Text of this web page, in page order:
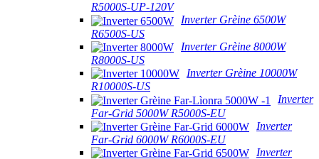
R5000S-UP-120V
Inverter Grèine 6500W
R6500S-US
Inverter Grèine 8000W
R8000S-US
Inverter Grèine 10000W
R10000S-US
Inverter
Far-Grid 5000W R5000S-EU
Inverter
Far-Grid 6000W R6000S-EU
Inverter